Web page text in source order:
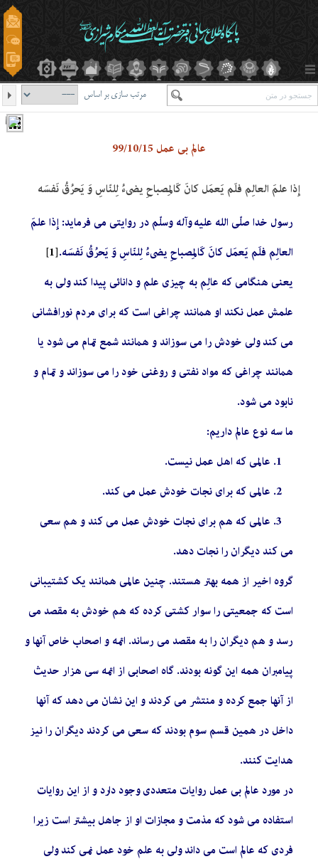
مرتب سازی بر اساس
عالم بی عمل 99/10/15
إِذا علمَ‌ العالِم‌ فلَم‌ يَعمَل كانَ كَالمِصباحِ يضي‌ءُ لِلنّاسِ وَ يَحرُقُ نَفسَه
رسول خدا صلّی الله علیه وآله وسلّم در روایتی می فرماید: إِذا علمَ‌
العالِم‌ فلَم‌ يَعمَل كانَ كَالمِصباحِ يضي‌ءُ لِلنّاسِ وَ يَحرُقُ نَفسَه.[1]
یعنی هنگامی که عالِم به چیزی علم و دانائی پیدا کند ولی به
علمش عمل نکند او همانند چراغی است که برای مردم نورافشانی
می کند ولی خودش را می سوزاند و همانند شمع تمام می شود یا
همانند چراغی که مواد نفتی و روغنی خود را می سوزاند و تمام و
نابود می شود.
ما سه نوع عالم داریم:
3. عالمی که هم برای نجات خودش عمل می کند و هم سعی
می کند دیگران را نجات دهد.
گروه اخیر از همه بهتر هستند. چنین عالمی همانند یک کشتیبانی
است که جمعیتی را سوار کشتی کرده که هم خودش به مقصد می
رسد و هم دیگران را به مقصد می رساند. ائمه و اصحاب خاص آنها و
پیامبران همه این گونه بودند. گاه اصحابی از ائمه سی هزار حدیث
از آنها جمع کرده و منتشر می کردند و این نشان می دهد که آنها
داخل در همین قسم سوم بودند که سعی می کردند دیگران را نیز
هدایت کنند.
در مورد عالم بی عمل روایات متعددی وجود دارد و از این روایات
استفاده می شود که مذمت و مجازات او از جاهل بیشتر است زیرا
فردی که عالم است می داند ولی به علم خود عمل نمی کند ولی